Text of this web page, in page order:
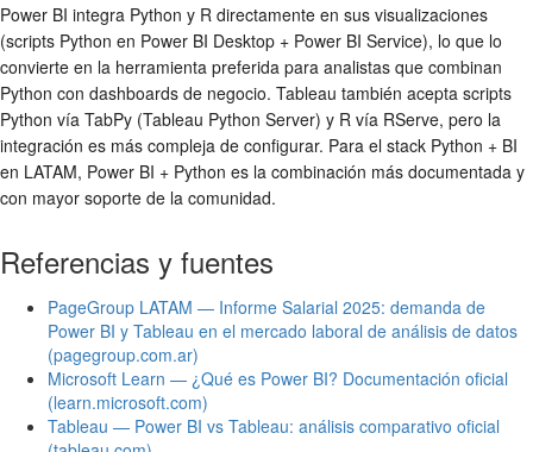
Power BI integra Python y R directamente en sus visualizaciones
(scripts Python en Power BI Desktop + Power BI Service), lo que lo
convierte en la herramienta preferida para analistas que combinan
Python con dashboards de negocio. Tableau también acepta scripts
Python vía TabPy (Tableau Python Server) y R vía RServe, pero la
integración es más compleja de configurar. Para el stack Python + BI
en LATAM, Power BI + Python es la combinación más documentada y
con mayor soporte de la comunidad.
Referencias y fuentes
PageGroup LATAM — Informe Salarial 2025: demanda de
Power BI y Tableau en el mercado laboral de análisis de datos
(pagegroup.com.ar)
Microsoft Learn — ¿Qué es Power BI? Documentación oficial
(learn.microsoft.com)
Tableau — Power BI vs Tableau: análisis comparativo oficial